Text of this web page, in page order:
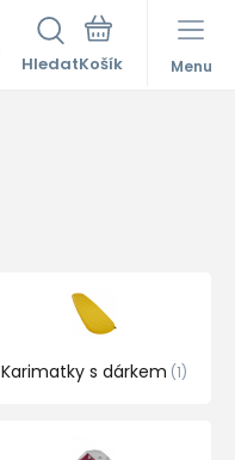
Hledat Menu
Karimatky s dárkem 1